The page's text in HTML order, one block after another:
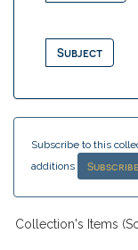
Subscribe to this
additions
Collection's Items